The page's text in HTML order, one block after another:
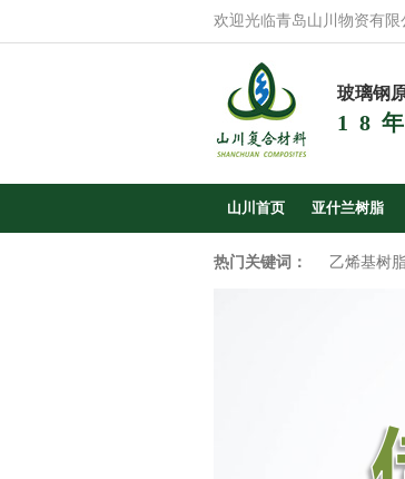
欢迎光临青岛山川物资有限
玻璃钢
18
山川首页 亚什兰树脂
热门关键词： 乙烯基树